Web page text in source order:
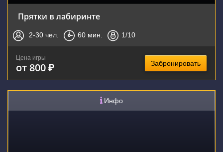
Прятки в лабиринте
2-30 чел. 60 мин. 1/10
Цена игры
от 800 ₽ Забронировать
Инфо